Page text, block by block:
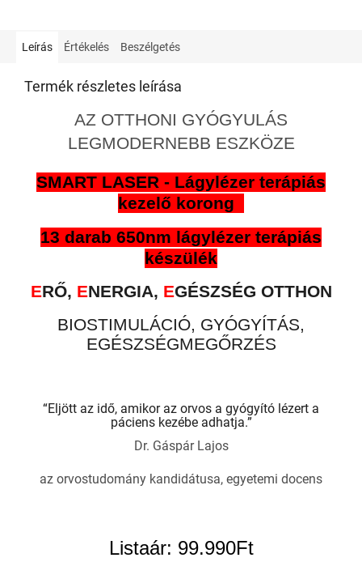
Leírás Értékelés Beszélgetés
Termék részletes leírása
AZ OTTHONI GYÓGYULÁS
LEGMODERNEBB ESZKÖZE
SMART LASER - Lágylézer terápiás
kezelő korong
13 darab 650nm lágylézer terápiás
készülék
ERŐ, ENERGIA, EGÉSZSÉG OTTHON
BIOSTIMULÁCIÓ, GYÓGYÍTÁS,
EGÉSZSÉGMEGŐRZÉS
“Eljött az idő, amikor az orvos a gyógyító lézert a
páciens kezébe adhatja.”
Dr. Gáspár Lajos
az orvostudomány kandidátusa, egyetemi docens
Listaár: 99.990Ft